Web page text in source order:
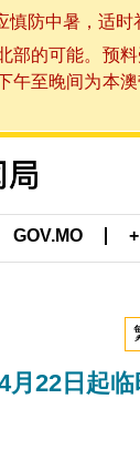
防中暑，适
的可能。预
至晚间为本
GOV.MO
月22日起